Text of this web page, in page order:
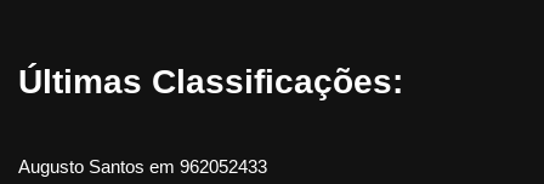
Últimas Classificações:
Augusto Santos em 962052433